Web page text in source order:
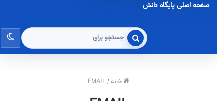
صفحه اصلی پایگاه دانش
جستجو
برای
خانه/
EMAIL